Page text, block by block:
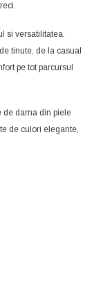
si versatilitatea.
tinute, de la casual
pe tot parcursul
de dama din piele
de culori elegante,